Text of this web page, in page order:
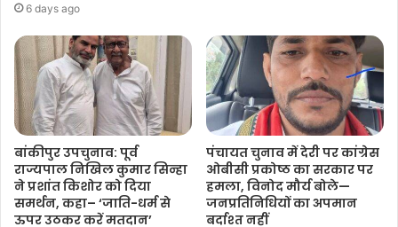
6 days ago
बांकीपुर उपचुनाव: पूर्व
राज्यपाल निखिल कुमार सिन्हा
ने प्रशांत किशोर को दिया
समर्थन, कहा– ‘जाति-धर्म से
ऊपर उठकर करें मतदान’
पंचायत चुनाव में देरी पर कांग्रेस
ओबीसी प्रकोष्ठ का सरकार पर
हमला, विनोद मौर्य बोले—
जनप्रतिनिधियों का अपमान
बर्दाश्त नहीं